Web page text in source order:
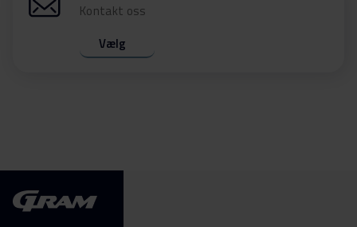
Kontakt oss
Vælg